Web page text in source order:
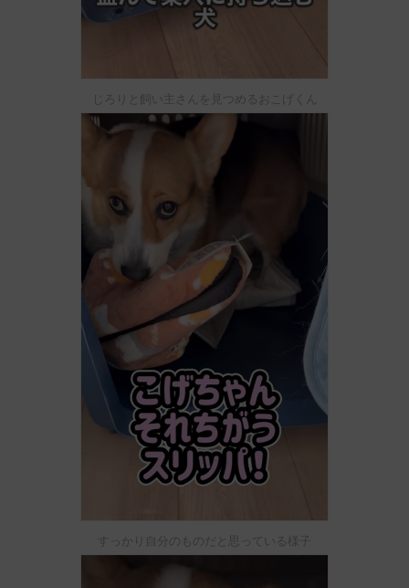
じろりと飼い主さんを見つめるおこげくん
すっかり自分のものだと思っている様子